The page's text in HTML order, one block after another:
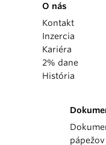
O nás
Kontakt
Inzercia
Kariéra
2% dane
História
pápežov